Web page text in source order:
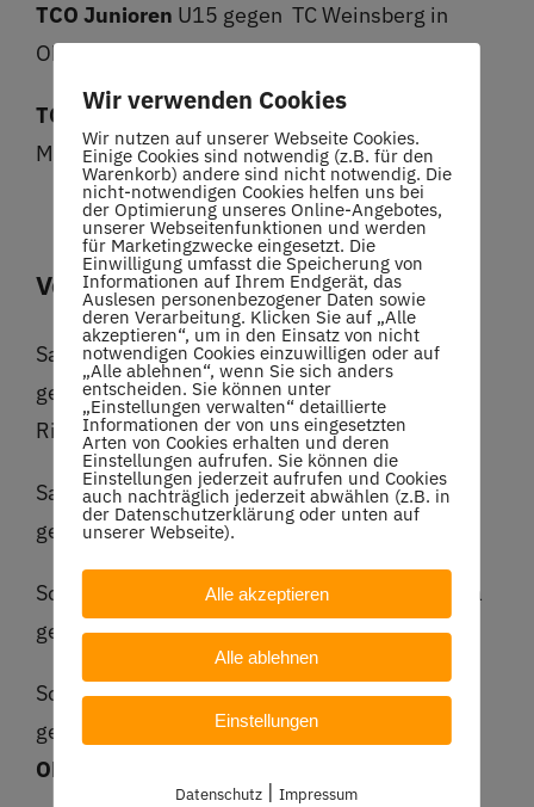
TCO Junioren U15 gegen TC Weinsberg in
Oberstenfeld 0:6 (gewonnen)
TCO Herren 50gegen Rielingshäuser-TC-
Marbach in Oberstenfeld 6:0 (gewonnen)
Vorschau für 2025
Sa, 11.1.2025 18:00 Herren 40 Staffelliga
gegen Rielingshäuser-TC-Marbach 1, in
Rielingshausen
Sa, 11.1.2025 18:00 Herren 40 Kreisstaffel 2
gegen SPG TSG Hohenlohe 2, in Öhringen
So, 12.1.2025 09:00 KIDs-Cup U12 Staffelliga
gegen TC Oberstenfeld 1, inOberstenfeld
So, 12.1.2025 14:00 Herren 50 Staffelliga
gegen TSC Vaihingen/Enz 1957 1, in
Oberstenfeld
Wir verwenden Cookies
Wir nutzen auf unserer Webseite Cookies.
Einige Cookies sind notwendig (z.B. für den
Warenkorb) andere sind nicht notwendig. Die
nicht-notwendigen Cookies helfen uns bei
der Optimierung unseres Online-Angebotes,
unserer Webseitenfunktionen und werden
für Marketingzwecke eingesetzt. Die
Einwilligung umfasst die Speicherung von
Informationen auf Ihrem Endgerät, das
Auslesen personenbezogener Daten sowie
deren Verarbeitung. Klicken Sie auf „Alle
akzeptieren“, um in den Einsatz von nicht
notwendigen Cookies einzuwilligen oder auf
„Alle ablehnen“, wenn Sie sich anders
entscheiden. Sie können unter
„Einstellungen verwalten“ detaillierte
Informationen der von uns eingesetzten
Arten von Cookies erhalten und deren
Einstellungen aufrufen. Sie können die
Einstellungen jederzeit aufrufen und Cookies
auch nachträglich jederzeit abwählen (z.B. in
der Datenschutzerklärung oder unten auf
unserer Webseite).
Alle akzeptieren
Alle ablehnen
Einstellungen
Datenschutz |Impressum